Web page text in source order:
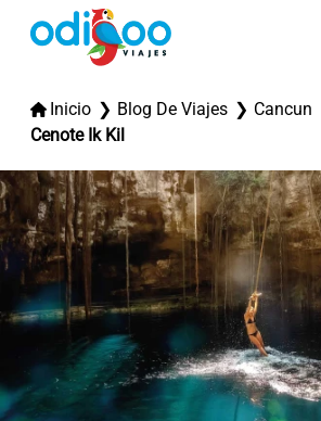
Inicio Blog De Viajes Cancun
Cenote Ik Kil